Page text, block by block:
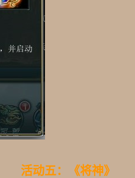
活动五：《将神》